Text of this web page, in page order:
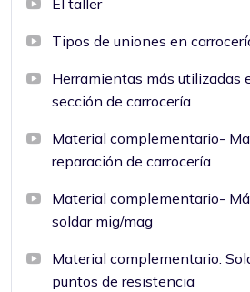
Tipos de uniones en
Herramientas más utilizadas
sección de carrocería
Material complementario-
reparación de carrocería
Material complementario-
soldar mig/mag
Material complementario:
puntos de resistencia